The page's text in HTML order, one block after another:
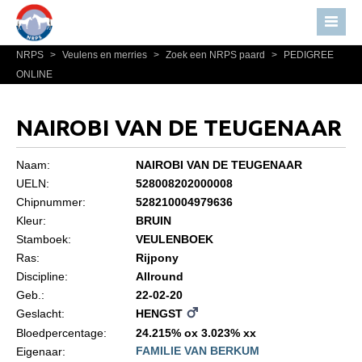
Home
Nieuws
Bestuur NRPS
Informatie
Statuten en reglementen
Algemeen
Paardenpaspoort aanvragen
NRPS > Veulens en merries > Zoek een NRPS paard >
PEDIGREE
ONLINE
NAIROBI VAN DE TEUGENAAR
Naam:
NAIROBI VAN DE TEUGENAAR
UELN:
528008202000008
Chipnummer:
528210004979636
Kleur:
BRUIN
Stamboek:
VEULENBOEK
Ras:
Rijpony
Discipline:
Allround
Geb.:
22-02-20
Geslacht:
HENGST
Bloedpercentage:
24.215% ox 3.023% xx
Eigenaar:
FAMILIE VAN BERKUM